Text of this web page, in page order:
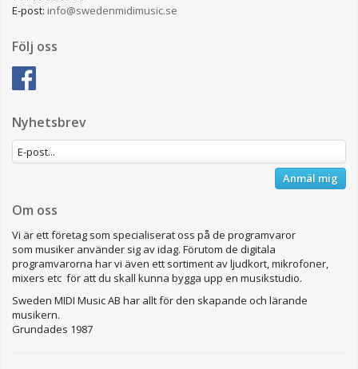
E-post: info@swedenmidimusic.se
Följ oss
Nyhetsbrev
Anmäl mig
Om oss
Vi är ett företag som specialiserat oss på de programvaror
som musiker använder sig av idag. Förutom de digitala
programvarorna har vi även ett sortiment av ljudkort, mikrofoner,
mixers etc för att du skall kunna bygga upp en musikstudio.
Sweden MIDI Music AB har allt för den skapande och lärande
musikern.
Grundades 1987